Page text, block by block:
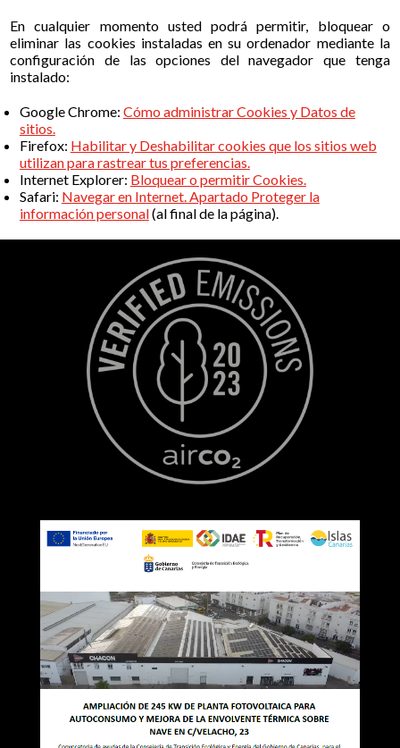
En cualquier momento usted podrá permitir, bloquear o
eliminar las cookies instaladas en su ordenador mediante la
configuración de las opciones del navegador que tenga
instalado:
Google Chrome: Cómo administrar Cookies y Datos de
sitios.
Firefox: Habilitar y Deshabilitar cookies que los sitios web
utilizan para rastrear tus preferencias.
Internet Explorer: Bloquear o permitir Cookies.
Safari: Navegar en Internet. Apartado Proteger la
información personal(al final de la página).